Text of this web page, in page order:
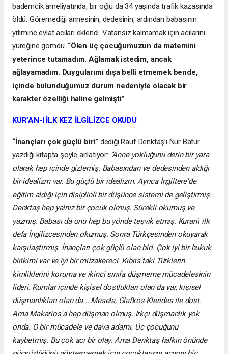
bademcik ameliyatında, bir oğlu da 34 yaşında trafik kazasında
öldü. Göremediği annesinin, dedesinin, ardından babasının
yitimine evlat acıları eklendi. Vatansız kalmamak için acılarını
yüreğine gömdü: “Ölen üç çocuğumuzun da matemini
yeterince tutamadım. Ağlamak istedim, ancak
ağlayamadım. Duygularımı dışa belli etmemek bende,
içinde bulunduğumuz durum nedeniyle olacak bir
karakter özelliği haline gelmişti”
KUR’AN-I İLK KEZ İLGİLİZCE OKUDU
“İnançları çok güçlü biri” dediği Rauf Denktaş’ı Nur Batur
yazdığı kitapta şöyle anlatıyor: “Anne yokluğunu derin bir yara
olarak hep içinde gizlemiş. Babasından ve dedesinden aldığı
bir idealizm var. Bu güçlü bir idealizm. Ayrıca İngiltere'de
eğitim aldığı için disiplinli bir düşünce sistemi de geliştirmiş.
Denktaş hep yalnız bir çocuk olmuş. Sürekli okumuş ve
yazmış. Babası da onu hep bu yönde teşvik etmiş. Kuran'ı ilk
defa İngilizcesinden okumuş. Sonra Türkçesinden okuyarak
karşılaştırmış. İnançları çok güçlü olan biri. Çok iyi bir hukuk
birikimi var ve iyi bir müzakereci. Kıbrıs'taki Türklerin
kimliklerini koruma ve ikinci sınıfa düşmeme mücadelesinin
lideri. Rumlar içinde kişisel dostlukları olan da var, kişisel
düşmanlıkları olan da... Mesela, Glafkos Klerides ile dost.
Ama Makarios'a hep düşman olmuş. Irkçı düşmanlık yok
onda. O bir mücadele ve dava adamı. Üç çocuğunu
kaybetmiş. Bu çok acı bir olay. Ama Denktaş halkın önünde